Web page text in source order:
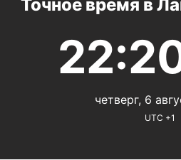
Точное время в
четверг, 6
UTC +1